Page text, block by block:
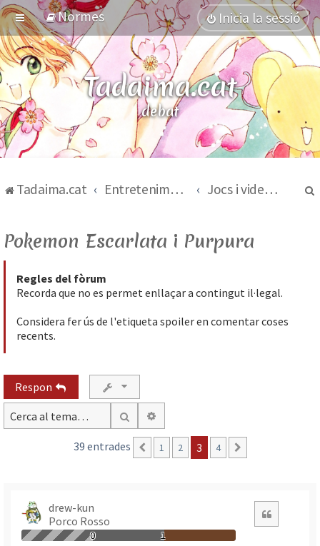
Normes Inicia la sessió
Tadaima.cat
anime
debat
Tadaima.cat Entreteniment Jocs i videojocs
Pokemon Escarlata i Purpura
Regles del fòrum
Recorda que no es permet enllaçar a contingut il·legal.
Considera fer ús de l'etiqueta spoiler en comentar coses
recents.
Respon
Cerca
39 entrades Anterior
1 2 3 4
drew-kun
Porco Rosso
0 1